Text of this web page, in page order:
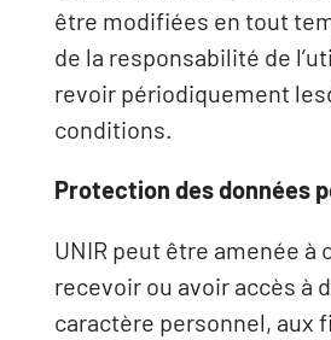
être modifiées en tout
de la responsabilité de
revoir périodiquement
conditions.
Protection des données
UNIR peut être amenée à
recevoir ou avoir accès à
caractère personnel, aux